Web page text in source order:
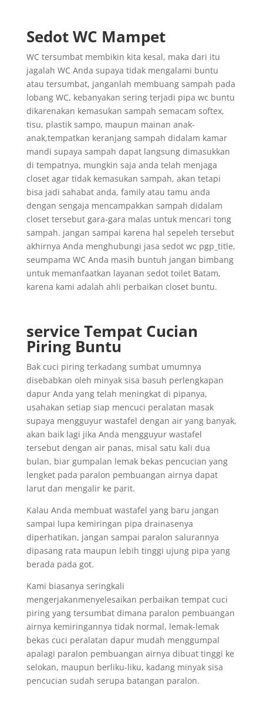
Sedot WC Mampet
WC tersumbat membikin kita kesal, maka dari itu
jagalah WC Anda supaya tidak mengalami buntu
atau tersumbat, janganlah membuang sampah pada
lobang WC, kebanyakan sering terjadi pipa wc buntu
dikarenakan kemasukan sampah semacam softex,
tisu, plastik sampo, maupun mainan anak-
anak,tempatkan keranjang sampah didalam kamar
mandi supaya sampah dapat langsung dimasukkan
di tempatnya, mungkin saja anda telah menjaga
closet agar tidak kemasukan sampah, akan tetapi
bisa jadi sahabat anda, family atau tamu anda
dengan sengaja mencampakkan sampah didalam
closet tersebut gara-gara malas untuk mencari tong
sampah. jangan sampai karena hal sepeleh tersebut
akhirnya Anda menghubungi jasa sedot wc pgp_title,
seumpama WC Anda masih buntuh jangan bimbang
untuk memanfaatkan layanan sedot toilet Batam,
karena kami adalah ahli perbaikan closet buntu.
service Tempat Cucian
Piring Buntu
Bak cuci piring terkadang sumbat umumnya
disebabkan oleh minyak sisa basuh perlengkapan
dapur Anda yang telah meningkat di pipanya,
usahakan setiap siap mencuci peralatan masak
supaya mengguyur wastafel dengan air yang banyak,
akan baik lagi jika Anda mengguyur wastafel
tersebut dengan air panas, misal satu kali dua
bulan, biar gumpalan lemak bekas pencucian yang
lengket pada paralon pembuangan airnya dapat
larut dan mengalir ke parit.
Kalau Anda membuat wastafel yang baru jangan
sampai lupa kemiringan pipa drainasenya
diperhatikan, jangan sampai paralon salurannya
dipasang rata maupun lebih tinggi ujung pipa yang
berada pada got.
Kami biasanya seringkali
mengerjakanmenyelesaikan perbaikan tempat cuci
piring yang tersumbat dimana paralon pembuangan
airnya kemiringannya tidak normal, lemak-lemak
bekas cuci peralatan dapur mudah menggumpal
apalagi paralon pembuangan airnya dibuat tinggi ke
selokan, maupun berliku-liku, kadang minyak sisa
pencucian sudah serupa batangan paralon.